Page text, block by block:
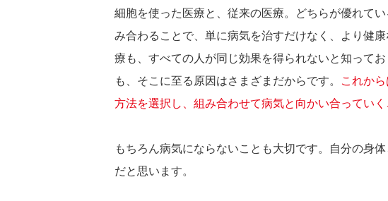
細胞を使った医療と、従来の医療。どちらが優れて
み合わることで、単に病気を治すだけなく、より健
療も、すべての人が同じ効果を得られないと知って
も、そこに至る原因はさまざまだからです。 これか
方法を選択し、組み合わせて病気と向かい合ってい
もちろん病気にならないことも大切です。自分の身
だと思います。